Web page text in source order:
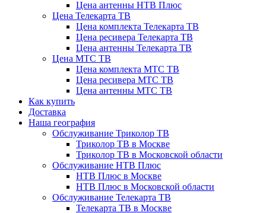
Цена антенны НТВ Плюс
Цена Телекарта ТВ
Цена комплекта Телекарта ТВ
Цена ресивера Телекарта ТВ
Цена антенны Телекарта ТВ
Цена МТС ТВ
Цена комплекта МТС ТВ
Цена ресивера МТС ТВ
Цена антенны МТС ТВ
Как купить
Доставка
Наша география
Обслуживание Триколор ТВ
Триколор ТВ в Москве
Триколор ТВ в Московской области
Обслуживание НТВ Плюс
НТВ Плюс в Москве
НТВ Плюс в Московской области
Обслуживание Телекарта ТВ
Телекарта ТВ в Москве